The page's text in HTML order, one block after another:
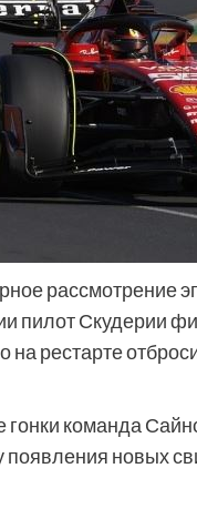
рассмотрение
пилот Скудерии
на рестарте
гонки команда
новых